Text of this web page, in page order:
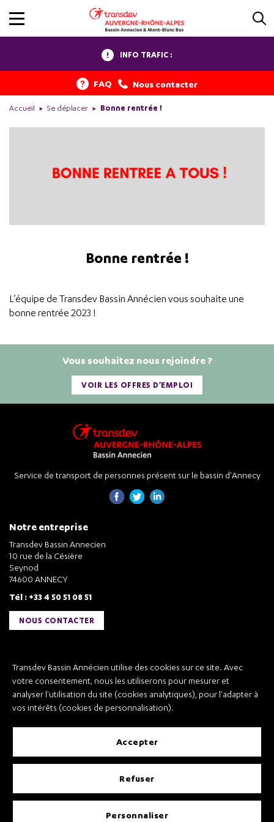
Transdev Bassin Annécien utilise des cookies sur ce site. Avec
votre consentement, nous les utiliserons pour mesurer et
analyser l'utilisation du site (cookies analytiques), pour l'adapter à
vos intérêts (cookies de personnalisation).
accepter
refuser
personnaliser
INFO TRAFIC :
FAQ Nous contacter
Accueil Se déplacer Bonne rentrée !
Bonne rentrée !
L’équipe de Transdev Bassin Annécien vous souhaite une
bonne rentrée 2023 !
Vous souhaitez nous rejoindre ?
VOIR LES OFFRES D'EMPLOI
Service de transport de personnes présent sur le bassin d'Annecy
Notre entreprise
Transdev Bassin Annecien
10 rue de la Césière
Seynod
74600 ANNECY
Tél : +33 4 50 51 08 51
NOUS CONTACTER
Transdev Bassin Annécien
Recrutement
Conditions Générales de Vente et Transport
Conditions Générales d’Utilisation
Règlement